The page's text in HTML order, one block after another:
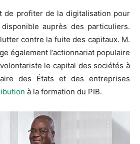
de profiter de la digitalisation pour
disponible auprès des particuliers.
contre la fuite des capitaux. M.
également l’actionnariat populaire
le capital des sociétés à
des États et des entreprises
à la formation du PIB.